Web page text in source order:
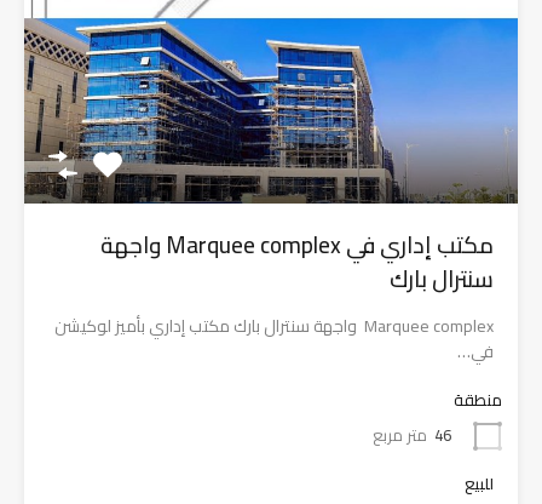
مكتب إداري في Marquee complex واجهة
سنترال بارك
Marquee complex واجهة سنترال بارك مكتب إداري بأميز لوكيشن
في…
منطقة
46 متر مربع
للبيع